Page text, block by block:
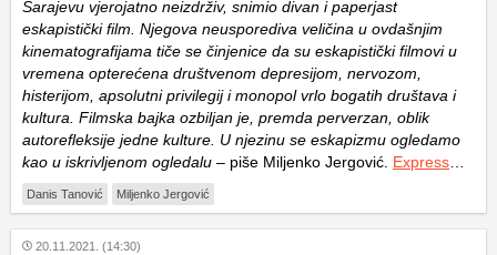
Sarajevu vjerojatno neizdrživ, snimio divan i paperjast
eskapistički film. Njegova neusporediva veličina u ovdašnjim
kinematografijama tiče se činjenice da su eskapistički filmovi u
vremena opterećena društvenom depresijom, nervozom,
histerijom, apsolutni privilegij i monopol vrlo bogatih društava i
kultura. Filmska bajka ozbiljan je, premda perverzan, oblik
autorefleksije jedne kulture. U njezinu se eskapizmu ogledamo
kao u iskrivljenom ogledalu – piše Miljenko Jergović. Express
Danis Tanović Miljenko Jergović
20.11.2021. (14:30)